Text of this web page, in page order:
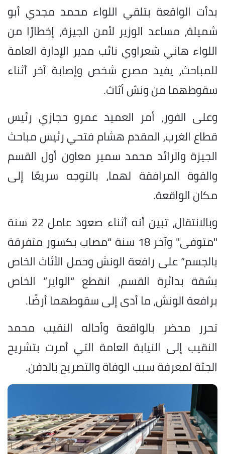
بدأت الواقعة بتلقي اللواء محمد مجدي أبو
شميلة، مساعد الوزير لأمن الجيزة، إخطارًا من
اللواء هاني شعراوي نائب مدير الإدارة العامة
للمباحث، يفيد مصرع شخص وإصابة آخر أثناء
سقوطهما من ونش أثاث.
وعلى الفور، أمر العميد عمرو حجازي رئيس
قطاع الغرب، المقدم هشام فتحي رئيس مباحث
الجيزة والرائد محمد سمير معاون أول القسم
والقوة المرافقة لهما، بالتوجه سريعًا إلى
مكان الواقعة.
وبالانتقال، تبين أنه أثناء صعود عامل 22 سنة
"متوفى" وآخر 18 سنة “مصاب بكسور متفرقة
بالجسم” على رافعة الونش وحمل الأثاث الخاص
بشقة بدائرة القسم، انقطع “الواير” الخاص
برافعة الونش، ما أدى إلى سقوطهما أرضًا.
تحرر محضر بالواقعة وأحاله النقيب محمد
النقيب إلى النيابة العامة التي أمرت بتشريح
الجثة لمعرفة سبب الوفاة والتصريح بالدفن.